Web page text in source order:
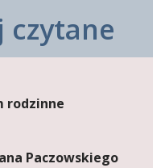
czytane
rodzinne
Paczowskiego